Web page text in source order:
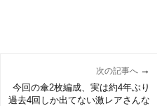
次の記事へ →
今回の傘2枚編成、実は約4年ぶり
過去4回しか出てない激レアさんな